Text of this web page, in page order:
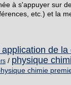
à s'appuyer sur
etc.) et la
application de
/ physique
chimie